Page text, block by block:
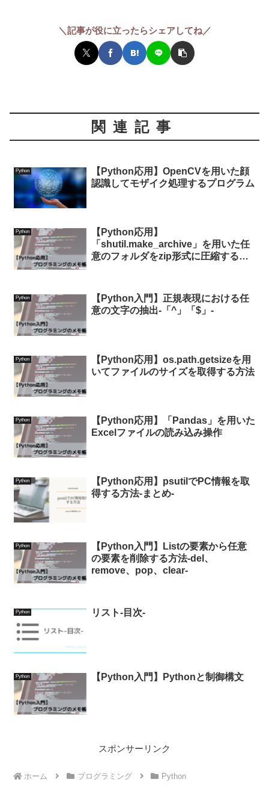
＼記事が役に立ったらシェアしてね／
関連記事
Python
【Python応用】OpenCVを用いた顔
認識してモザイク処理するプログラム
Python
【Python応用】
「shutil.make_archive」を用いた任
意のフォルダをzip形式に圧縮する方
Python
【Python入門】正規表現における任
意の文字の抽出-「^」「$」-
Python
【Python応用】os.path.getsizeを用
いてファイルのサイズを取得する方法
Python
【Python応用】「Pandas」を用いた
Excelファイルの読み込み操作
Python
【Python応用】psutilでPC情報を取
得する方法-まとめ-
Python
【Python入門】Listの要素から任意
の要素を削除する方法-del、
remove、pop、clear-
Python リスト-目次-
Python 【Python入門】Pythonと制御構文
スポンサーリンク
ホーム プログラミング Python